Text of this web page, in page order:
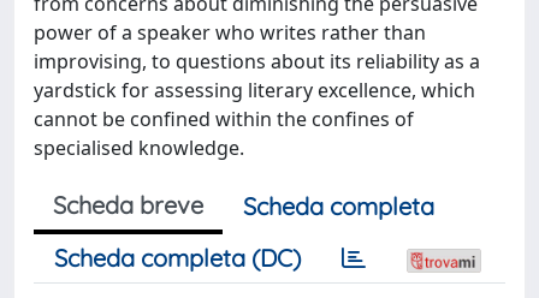
power of a speaker who writes rather than
improvising, to questions about its reliability as a
yardstick for assessing literary excellence, which
cannot be confined within the confines of
specialised knowledge.
Scheda breve
Scheda completa
Scheda completa (DC)